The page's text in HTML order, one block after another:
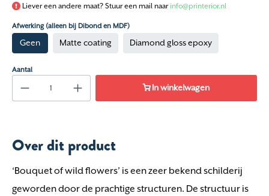
Liever een andere maat? Stuur een mail naar info@printerior.nl
Afwerking (alleen bij Dibond en MDF)
Geen Matte coating Diamond gloss epoxy
Aantal
In winkelwagen
Over dit product
‘Bouquet of wild flowers’ is een zeer bekend schilderij
geworden door de prachtige structuren. De structuur is